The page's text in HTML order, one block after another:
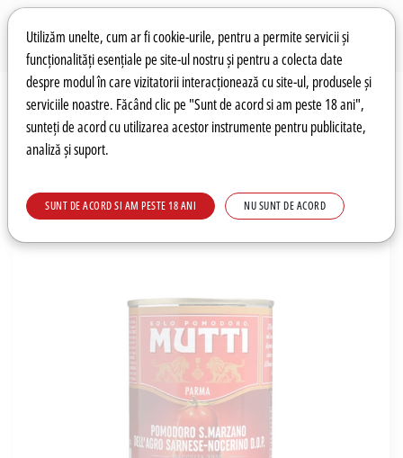
Preferințe pentru cookie-uri
Utilizăm unelte, cum ar fi cookie-urile, pentru a permite servicii și
funcționalități esențiale pe site-ul nostru și pentru a colecta date
despre modul în care vizitatorii interacționează cu site-ul, produsele și
serviciile noastre. Făcând clic pe "Sunt de acord si am peste 18 ani",
sunteți de acord cu utilizarea acestor instrumente pentru publicitate,
analiză și suport.
SUNT DE ACORD SI AM PESTE 18 ANI NU SUNT DE ACORD
Wishlist Autentificare